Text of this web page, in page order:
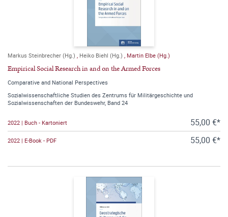
Markus Steinbrecher (Hg.) , Heiko Biehl (Hg.) , Martin Elbe (Hg.)
Empirical Social Research in and on the Armed Forces
Comparative and National Perspectives
Sozialwissenschaftliche Studien des Zentrums für Militärgeschichte und
Sozialwissenschaften der Bundeswehr, Band 24
2022 | Buch - Kartoniert 55,00 €*
2022 | E-Book - PDF 55,00 €*